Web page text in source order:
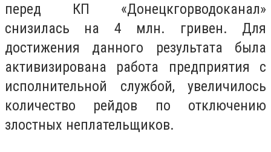
перед КП «Донецкгорводоканал»
снизилась на 4 млн. гривен. Для
достижения данного результата была
активизирована работа предприятия с
исполнительной службой, увеличилось
количество рейдов по отключению
злостных неплательщиков.